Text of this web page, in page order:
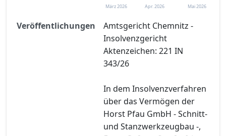
März 2026 Apr. 2026 Mai 2026
Veröffentlichungen
Amtsgericht Chemnitz -
Insolvenzgericht
Aktenzeichen: 221 IN
343/26
In dem Insolvenzverfahren
über das Vermögen der
Horst Pfau GmbH - Schnitt-
und Stanzwerkzeugbau -,